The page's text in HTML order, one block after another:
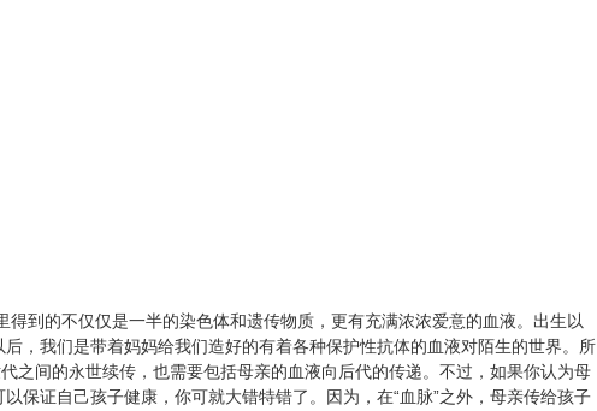
到的不仅仅是一半的染色体和遗传物质，更有充满浓浓爱意的血液。出生以
，我们是带着妈妈给我们造好的有着各种保护性抗体的血液对陌生的世界。所
之间的永世续传，也需要包括母亲的血液向后代的传递。不过，如果你认为母
保证自己孩子健康，你可就大错特错了。因为，在“血脉”之外，母亲传给孩子